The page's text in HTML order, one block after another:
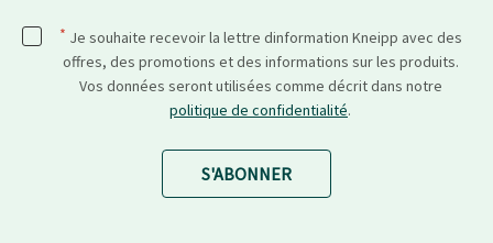
* Je souhaite recevoir la lettre dinformation Kneipp avec des
offres, des promotions et des informations sur les produits.
Vos données seront utilisées comme décrit dans notre
politique de confidentialité.
S'ABONNER